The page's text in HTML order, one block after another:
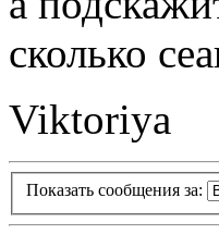
сколько
Viktoriya
Показать сообщения за: